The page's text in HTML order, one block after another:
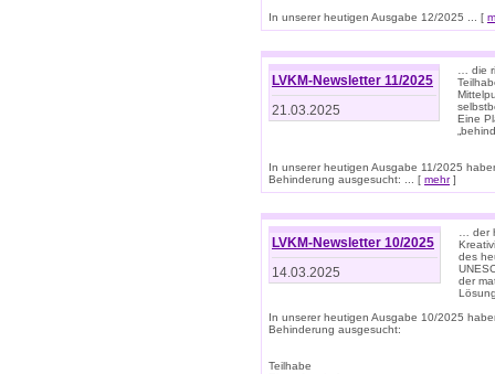
In unserer heutigen Ausgabe 12/2025 ... [
LVKM-Newsletter 11/2025
21.03.2025
… die
Eine
In unserer heutigen Ausgabe 11/2025
Behinderung ausgesucht: ... [ mehr]
LVKM-Newsletter 10/2025
14.03.2025
… der
des
der
In unserer heutigen Ausgabe 10/2025
Behinderung ausgesucht:
Teilhabe